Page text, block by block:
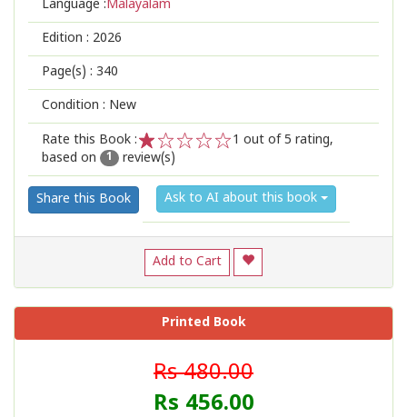
Language :Malayalam
Edition : 2026
Page(s) : 340
Condition : New
Rate this Book :
2
1
1 out of 5 rating,
based on
1 review(s)
Share this Book Ask to AI about this book
Add to Cart
Printed Book
Rs 480.00
Rs 456.00